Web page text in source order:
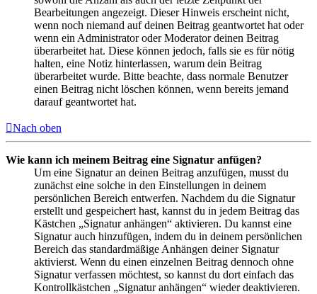
Bearbeitungen angezeigt. Dieser Hinweis erscheint nicht,
wenn noch niemand auf deinen Beitrag geantwortet hat oder
wenn ein Administrator oder Moderator deinen Beitrag
überarbeitet hat. Diese können jedoch, falls sie es für nötig
halten, eine Notiz hinterlassen, warum dein Beitrag
überarbeitet wurde. Bitte beachte, dass normale Benutzer
einen Beitrag nicht löschen können, wenn bereits jemand
darauf geantwortet hat.
Nach oben
Wie kann ich meinem Beitrag eine Signatur anfügen?
Um eine Signatur an deinen Beitrag anzufügen, musst du
zunächst eine solche in den Einstellungen in deinem
persönlichen Bereich entwerfen. Nachdem du die Signatur
erstellt und gespeichert hast, kannst du in jedem Beitrag das
Kästchen „Signatur anhängen“ aktivieren. Du kannst eine
Signatur auch hinzufügen, indem du in deinem persönlichen
Bereich das standardmäßige Anhängen deiner Signatur
aktivierst. Wenn du einen einzelnen Beitrag dennoch ohne
Signatur verfassen möchtest, so kannst du dort einfach das
Kontrollkästchen „Signatur anhängen“ wieder deaktivieren.